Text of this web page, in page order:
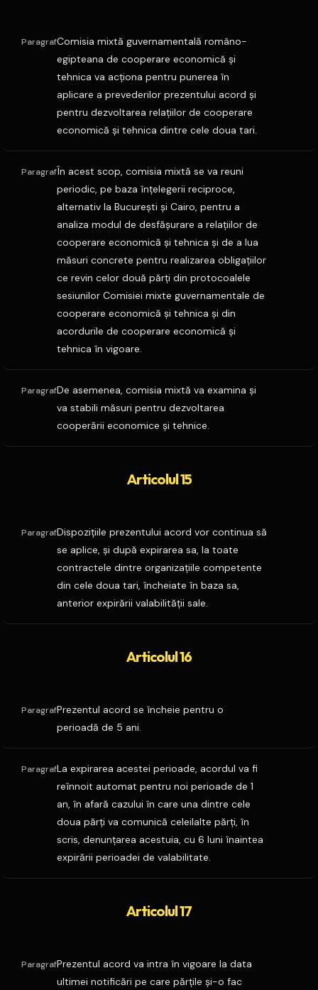
ParagrafComisia mixtă guvernamentală româno-
egipteana de cooperare economică şi
tehnica va acţiona pentru punerea în
aplicare a prevederilor prezentului acord şi
pentru dezvoltarea relaţiilor de cooperare
economică şi tehnica dintre cele doua tari.
ParagrafÎn acest scop, comisia mixtă se va reuni
periodic, pe baza înţelegerii reciproce,
alternativ la Bucureşti şi Cairo, pentru a
analiza modul de desfăşurare a relaţiilor de
cooperare economică şi tehnica şi de a lua
măsuri concrete pentru realizarea obligaţiilor
ce revin celor două părţi din protocoalele
sesiunilor Comisiei mixte guvernamentale de
cooperare economică şi tehnica şi din
acordurile de cooperare economică şi
tehnica în vigoare.
ParagrafDe asemenea, comisia mixtă va examina şi
va stabili măsuri pentru dezvoltarea
cooperării economice şi tehnice.
Articolul 15
ParagrafDispoziţiile prezentului acord vor continua să
se aplice, şi după expirarea sa, la toate
contractele dintre organizaţiile competente
din cele doua tari, încheiate în baza sa,
anterior expirării valabilităţii sale.
Articolul 16
ParagrafPrezentul acord se încheie pentru o
perioadă de 5 ani.
ParagrafLa expirarea acestei perioade, acordul va fi
reînnoit automat pentru noi perioade de 1
an, în afară cazului în care una dintre cele
doua părţi va comunică celeilalte părţi, în
scris, denunţarea acestuia, cu 6 luni înaintea
expirării perioadei de valabilitate.
Articolul 17
ParagrafPrezentul acord va intra în vigoare la data
ultimei notificări pe care părţile şi-o fac